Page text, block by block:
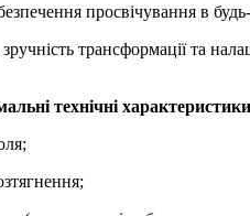
просвічування в будь-
трансформації та
технічні